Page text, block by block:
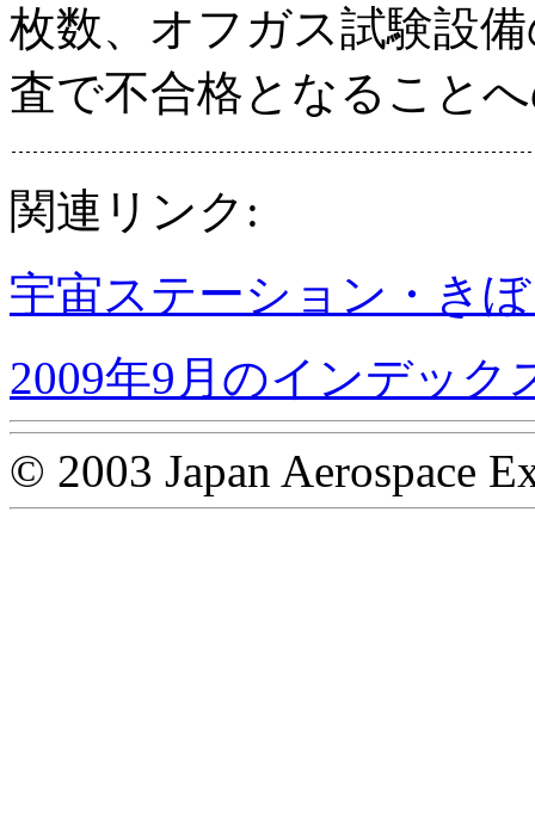
枚数、オフガス試験設
査で不合格となること
関連リンク:
宇宙ステーション・き
2009年9月のインデック
© 2003 Japan Aerospace